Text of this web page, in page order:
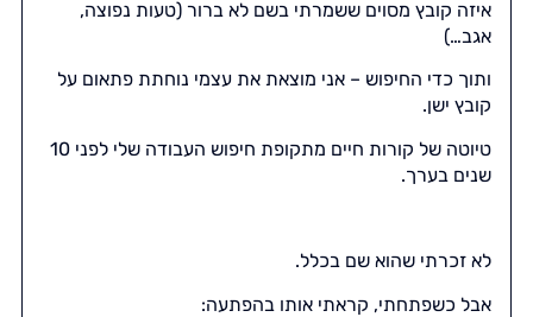
איזה קובץ מסוים ששמרתי בשם לא ברור (טעות נפוצה,
אגב…)
ותוך כדי החיפוש – אני מוצאת את עצמי נוחתת פתאום על
קובץ ישן.
טיוטה של קורות חיים מתקופת חיפוש העבודה שלי לפני 10
שנים בערך.
לא זכרתי שהוא שם בכלל.
אבל כשפתחתי, קראתי אותו בהפתעה: